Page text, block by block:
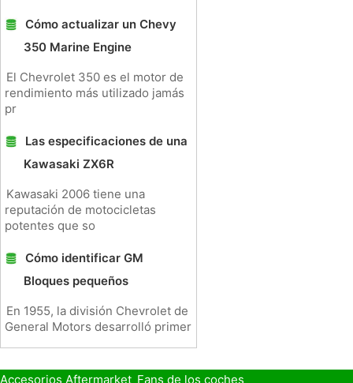
Cómo actualizar un Chevy
350 Marine Engine
El Chevrolet 350 es el motor de
rendimiento más utilizado jamás
pr
Las especificaciones de una
Kawasaki ZX6R
Kawasaki 2006 tiene una
reputación de motocicletas
potentes que so
Cómo identificar GM
Bloques pequeños
En 1955, la división Chevrolet de
General Motors desarrolló primer
Accesorios Aftermarket Fans de los coches